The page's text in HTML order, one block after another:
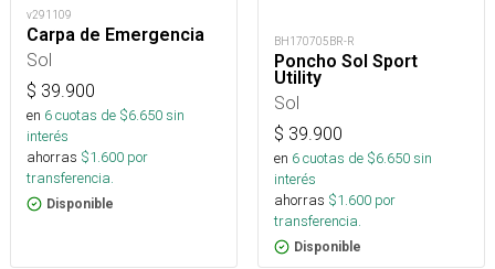
v291109
Carpa de Emergencia
Sol
$ 39.900
en 6cuotas de $6.650sin
interés
ahorras $1.600 por
transferencia.
Disponible
BH170705BR-R
Poncho Sol Sport
Utility
Sol
$ 39.900
en 6cuotas de $6.650sin
interés
ahorras $1.600 por
transferencia.
Disponible